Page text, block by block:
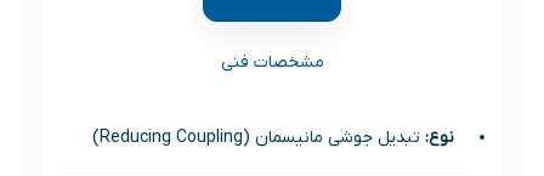
مشخصات فنی
نوع: تبدیل جوشی مانیسمان (Reducing Coupling)